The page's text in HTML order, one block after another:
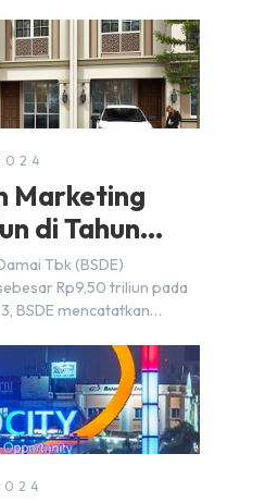
Bidang Perekonomian,
Terbatas (ratas)
pada hari Senin,
Marketing
di Tahun
Tbk (BSDE)
Rp9,50 triliun pada
BSDE mencatatkan
sebesar Rp8,80 triliun.
Wijaya menghadapi
maupun nasional dapat
masyarakat untuk membeli
[…]